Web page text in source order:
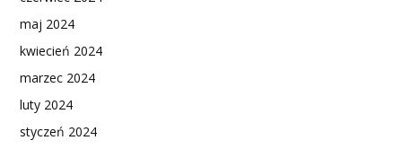
maj 2024
kwiecień 2024
marzec 2024
luty 2024
styczeń 2024